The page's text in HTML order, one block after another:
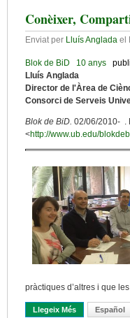
Conèixer,
Enviat per Lluís Anglada el
Blok de BiD 10 anys
Lluís Anglada
Director de l'Àrea de
Consorci de Serveis
Blok de BiD. 02/06/2010- .
<http://www.ub.edu/
pràctiques d’altres i que
Llegeix Més SobreEspañol